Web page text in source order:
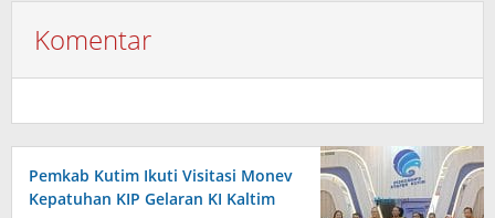
Komentar
Pemkab Kutim Ikuti Visitasi Monev
Kepatuhan KIP Gelaran KI Kaltim